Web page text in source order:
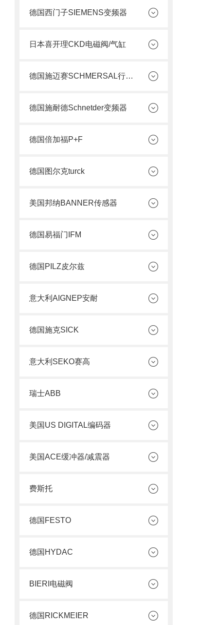
德国西门子SIEMENS变频器
日本喜开理CKD电磁阀/气缸
德国施迈赛SCHMERSAL行程开关
德国施耐德Schnetder变频器
德国倍加福P+F
德国图尔克turck
美国邦纳BANNER传感器
德国易福门IFM
德国PILZ皮尔兹
意大利AIGNEP安耐
德国施克SICK
意大利SEKO赛高
瑞士ABB
美国US DIGITAL编码器
美国ACE缓冲器/减震器
费斯托
德国FESTO
德国HYDAC
BIERI电磁阀
德国RICKMEIER